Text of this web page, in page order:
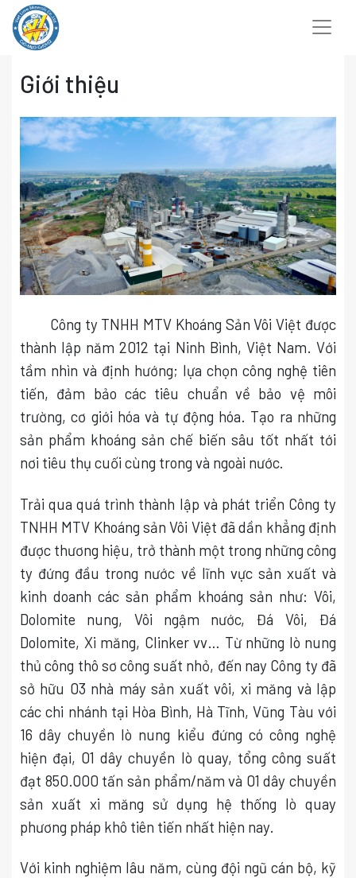
Chuyển
đến
Giới thiệu
Công ty TNHH MTV Khoáng Sản Vôi Việt được
thành lập năm 2012 tại Ninh Bình, Việt Nam. Với
tầm nhìn và định hướng; lựa chọn công nghệ tiên
tiến, đảm bảo các tiêu chuẩn về bảo vệ môi
trường, cơ giới hóa và tự động hóa. Tạo ra những
sản phẩm khoáng sản chế biến sâu tốt nhất tới
nơi tiêu thụ cuối cùng trong và ngoài nước.
Trải qua quá trình thành lập và phát triển Công ty
TNHH MTV Khoáng sản Vôi Việt đã dần khẳng định
được thương hiệu, trở thành một trong những công
ty đứng đầu trong nước về lĩnh vực sản xuất và
kinh doanh các sản phẩm khoáng sản như: Vôi,
Dolomite nung, Vôi ngậm nước, Đá Vôi, Đá
Dolomite, Xi măng, Clinker vv… Từ những lò nung
thủ công thô sơ công suất nhỏ, đến nay Công ty đã
sở hữu 03 nhà máy sản xuất vôi, xi măng và lập
các chi nhánh tại Hòa Bình, Hà Tĩnh, Vũng Tàu với
16 dây chuyền lò nung kiểu đứng có công nghệ
hiện đại, 01 dây chuyền lò quay, tổng công suất
đạt 850.000 tấn sản phẩm/năm và 01 dây chuyền
sản xuất xi măng sử dụng hệ thống lò quay
phương pháp khô tiên tiến nhất hiện nay.
Với kinh nghiệm lâu năm, cùng đội ngũ cán bộ, kỹ